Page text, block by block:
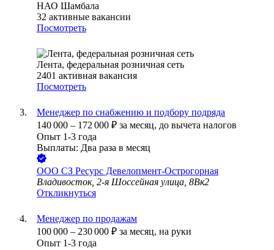
НАО Шамбала
32 активные вакансии
Посмотреть
Лента, федеральная розничная сеть
2401 активная вакансия
Посмотреть
Менеджер по снабжению и подбору подряда
140 000 – 172 000 ₽ за месяц, до вычета налогов
Опыт 1-3 года
Выплаты: Два раза в месяц
ООО СЗ Ресурс Девелопмент-Острогорная
Владивосток, 2-я Шоссейная улица, 8Вк2
Откликнуться
Менеджер по продажам
100 000 – 230 000 ₽ за месяц, на руки
Опыт 1-3 года